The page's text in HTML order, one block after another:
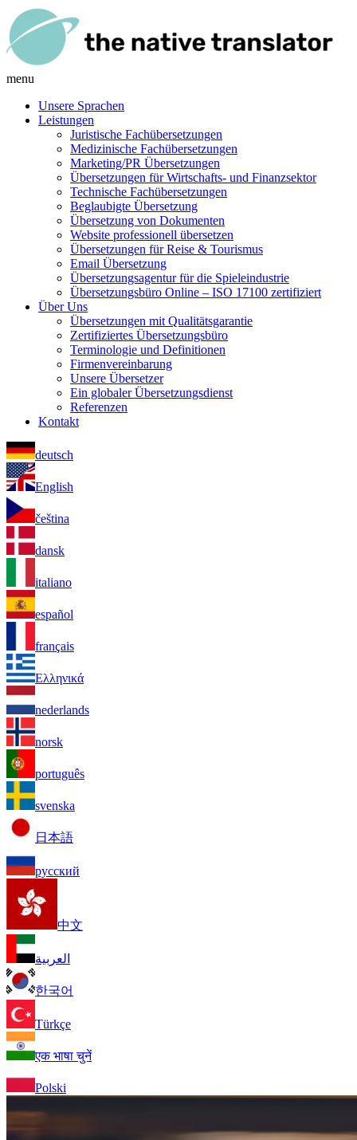
menu
Unsere Sprachen
Leistungen
Juristische Fachübersetzungen
Medizinische Fachübersetzungen
Marketing/PR Übersetzungen
Übersetzungen für Wirtschafts- und Finanzsektor
Technische Fachübersetzungen
Beglaubigte Übersetzung
Übersetzung von Dokumenten
Website professionell übersetzen
Übersetzungen für Reise & Tourismus
Email Übersetzung
Übersetzungsagentur für die Spieleindustrie
Übersetzungsbüro Online – ISO 17100 zertifiziert
Über Uns
Übersetzungen mit Qualitätsgarantie
Zertifiziertes Übersetzungsbüro
Terminologie und Definitionen
Firmenvereinbarung
Unsere Übersetzer
Ein globaler Übersetzungsdienst
Referenzen
Kontakt
deutsch
English
čeština
dansk
italiano
español
français
Ελληνικά
nederlands
norsk
português
svenska
日本語
русский
中文
العربية
한국어
Türkçe
एक भाषा चुनें
Polski